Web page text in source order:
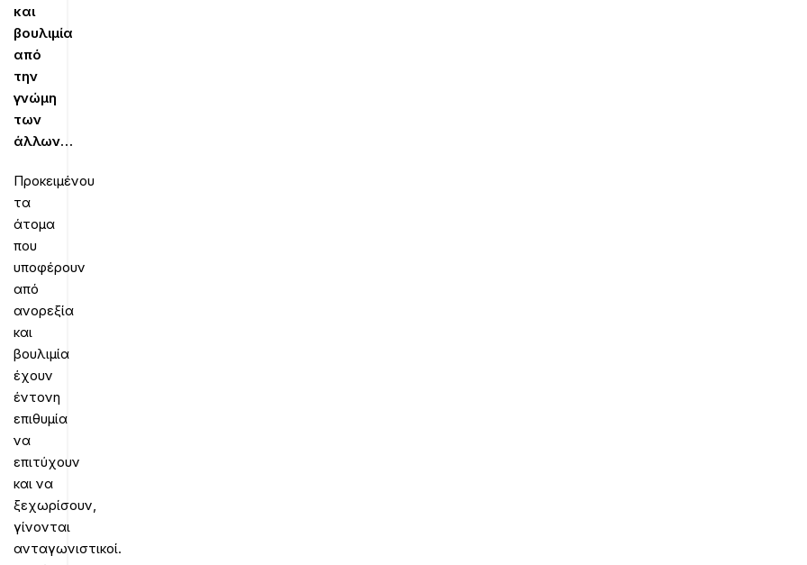
και
βουλιμία
από
την
γνώμη
των
άλλων…
Προκειμένου
τα
άτομα
που
υποφέρουν
από
ανορεξία
και
βουλιμία
έχουν
έντονη
επιθυμία
να
επιτύχουν
και να
ξεχωρίσουν,
γίνονται
ανταγωνιστικοί.